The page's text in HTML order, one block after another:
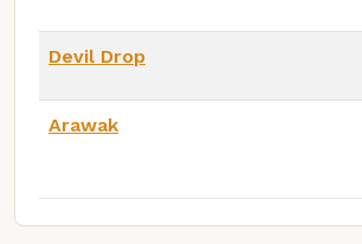
Devil Drop
Arawak